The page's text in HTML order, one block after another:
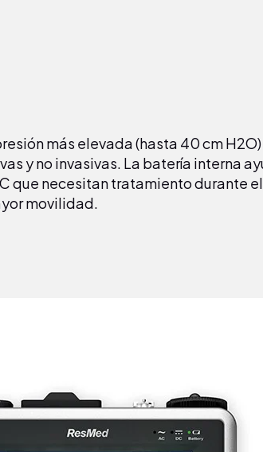
más elevada (hasta 40 cm
y no invasivas. La batería interna
que necesitan tratamiento durante
movilidad.